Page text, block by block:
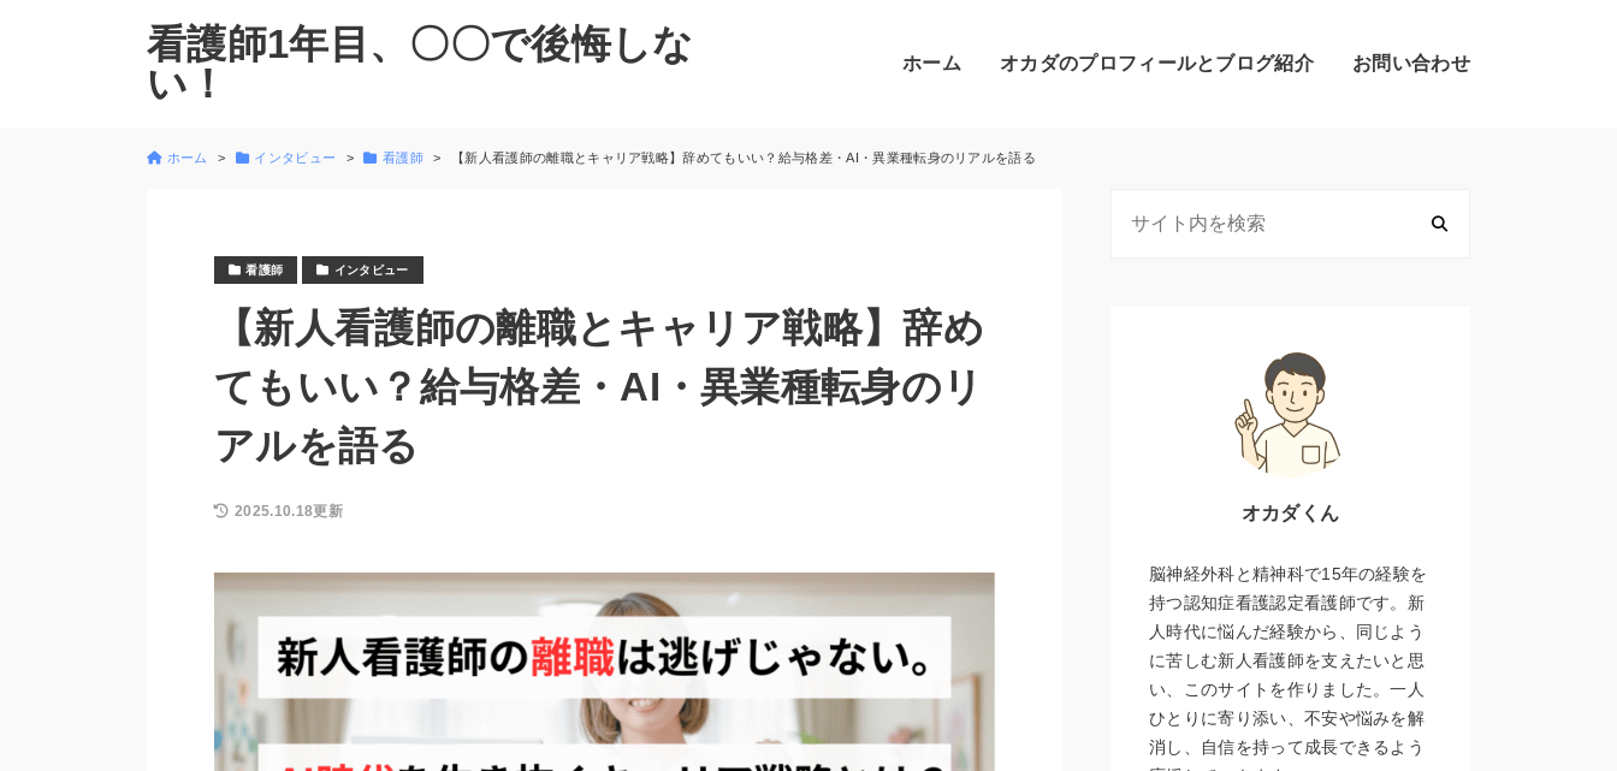
看護師1年目、〇〇で後悔しな
い！
ホーム オカダのプロフィールとブログ紹介 お問い合わせ
ホーム インタビュー 看護師 【新人看護師の離職とキャリア戦略】辞めてもいい？給与格差・AI・異業種転身のリアルを語る
看護師 インタビュー
【新人看護師の離職とキャリア戦略】辞め
てもいい？給与格差・AI・異業種転身のリ
アルを語る
2025.10.18更新 オカダくん
脳神経外科と精神科で15年の経験を
持つ認知症看護認定看護師です。新
人時代に悩んだ経験から、同じよう
に苦しむ新人看護師を支えたいと思
い、このサイトを作りました。一人
ひとりに寄り添い、不安や悩みを解
消し、自信を持って成長できるよう